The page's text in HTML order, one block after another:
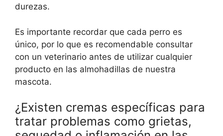
durezas.
Es importante recordar que cada perro es
único, por lo que es recomendable consultar
con un veterinario antes de utilizar cualquier
producto en las almohadillas de nuestra
mascota.
¿Existen cremas específicas para
tratar problemas como grietas,